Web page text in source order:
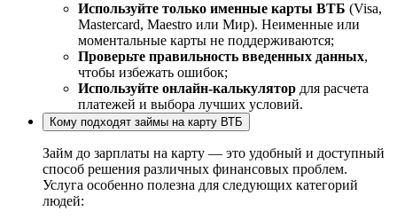
Используйте только именные карты ВТБ (Visa,
Mastercard, Maestro или Мир). Неименные или
моментальные карты не поддерживаются;
Проверьте правильность введенных данных,
чтобы избежать ошибок;
Используйте онлайн-калькулятор для расчета
платежей и выбора лучших условий.
Кому подходят займы на карту ВТБ
Займ до зарплаты на карту — это удобный и доступный
способ решения различных финансовых проблем.
Услуга особенно полезна для следующих категорий
людей: